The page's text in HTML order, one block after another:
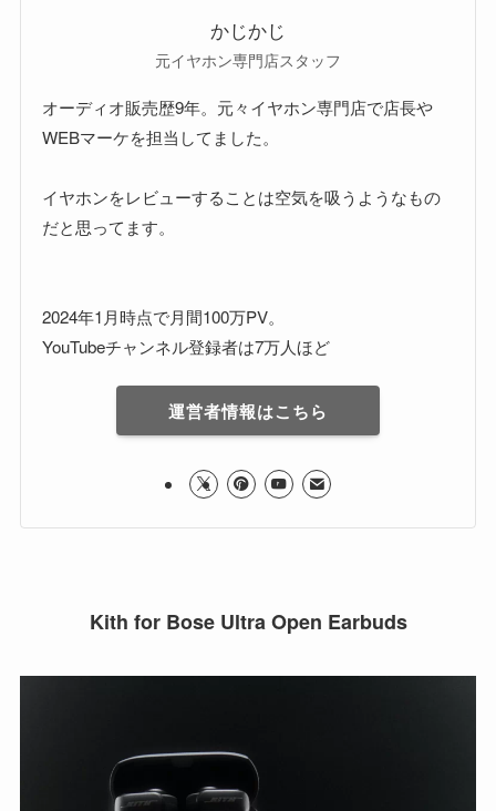
かじかじ
元イヤホン専門店スタッフ
オーディオ販売歴9年。元々イヤホン専門店で店長や
WEBマーケを担当してました。
イヤホンをレビューすることは空気を吸うようなもの
だと思ってます。
2024年1月時点で月間100万PV。
YouTubeチャンネル登録者は7万人ほど
運営者情報はこちら
Kith for Bose Ultra Open Earbuds